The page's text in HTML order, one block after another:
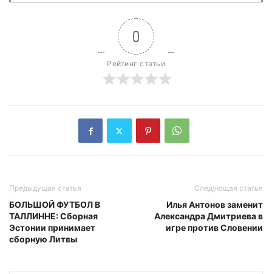
0
Рейтинг статьи
Предыдущая статья
БОЛЬШОЙ ФУТБОЛ В
ТАЛЛИННЕ: Сборная
Эстонии принимает
сборную Литвы
Следующая статья
Илья Антонов заменит
Александра Дмитриева в
игре против Словении